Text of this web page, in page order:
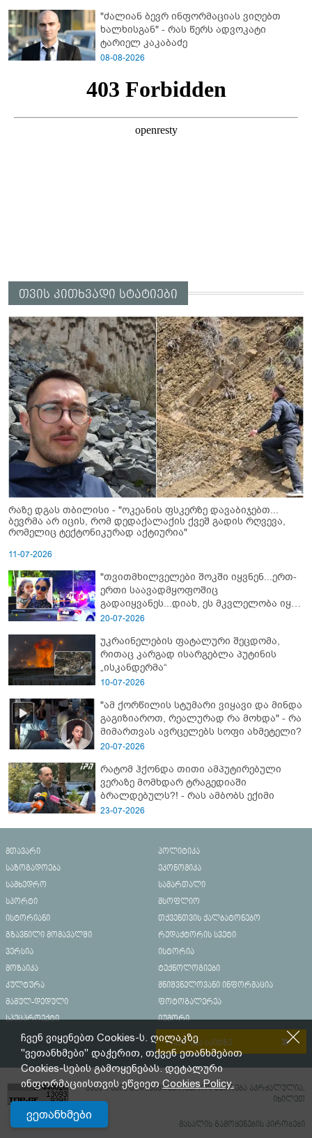
გაუსწორდნენ?
"ძალიან ბევრ ინფორმაციას ვიღებთ
ხალხისგან" - რას წერს ადვოკატი
ტარიელ კაკაბაძე
08-08-2026
თვის კითხვადი სტატიები
რაზე დგას თბილისი - "ოკეანის ფსკერზე დავაბიჯებთ...
ბევრმა არ იცის, რომ დედაქალაქის ქვეშ გადის რღვევა,
რომელიც ტექტონიკურად აქტიურია"
11-07-2026
"თვითმხილველები შოკში იყვნენ...ერთ-
ერთი საავადმყოფოშიც
გადაიყვანეს...დიახ, ეს მკვლელობა იყო"
- გორში დატრიალებული ტრაგედიის
20-07-2026
უკრაინელების ფატალური შეცდომა,
რითაც კარგად ისარგებლა პუტინის
„ისკანდერმა“
10-07-2026
"ამ ქორწილის სტუმარი ვიყავი და მინდა
გაგიზიაროთ, რეალურად რა მოხდა" - რა
მიმართვას ავრცელებს სოფი ახმეტელი?
20-07-2026
რატომ ჰქონდა თითი ამპუტირებული
ვერაზე მომხდარ ტრაგედიაში
ბრალდებულს?! - რას ამბობს ექიმი
23-07-2026
მთავარი
პოლიტიკა
საზოგადოება
ეკონომიკა
სამხედრო
სამართალი
სპორტი
მსოფლიო
ისტორიანი
თქვენთვის ქალბატონებო
გზავნილი მომავალში
რედაქტორის სვეტი
ვერსია
ისტორია
მოზაიკა
ტექნოლოგიები
კულტურა
მნიშვნელოვანი ინფორმაცია
მამულ-დედული
ფოტოგალერეა
სპეცპროექტი
იუმორი
რეკლამა საიტზე
მასალების გადაბეჭდვა/რეპროდუცირება აკრძალულია,
იხილეთ
მასალის გამოყენების პირობები
ჩვენ ვიყენებთ Cookies-ს. ღილაკზე
"ვეთანხმები" დაჭერით, თქვენ ეთანხმებით
Cookies-სების გამოყენებას. დეტალური
ინფორმაციისთვის ეწვიეთCookies Policy.
ვეთანხმები